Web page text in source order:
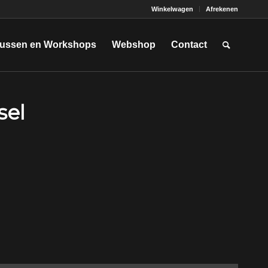
Winkelwagen Afrekenen
en Workshops Webshop Contact